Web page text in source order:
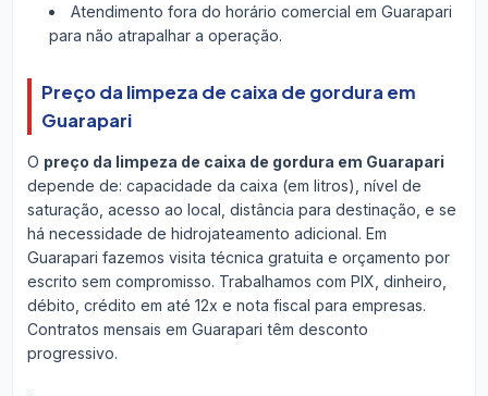
Atendimento fora do horário comercial em Guarapari
para não atrapalhar a operação.
Preço da limpeza de caixa de gordura em
Guarapari
O preço da limpeza de caixa de gordura em Guarapari
depende de: capacidade da caixa (em litros), nível de
saturação, acesso ao local, distância para destinação, e se
há necessidade de hidrojateamento adicional. Em
Guarapari fazemos visita técnica gratuita e orçamento por
escrito sem compromisso. Trabalhamos com PIX, dinheiro,
débito, crédito em até 12x e nota fiscal para empresas.
Contratos mensais em Guarapari têm desconto
progressivo.